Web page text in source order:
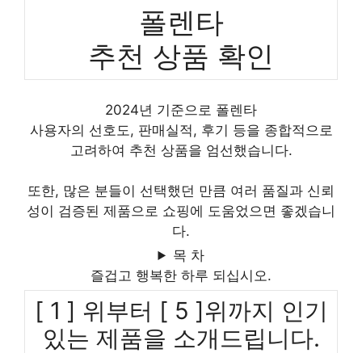
폴렌타
추천 상품 확인
2024년 기준으로 폴렌타
사용자의 선호도, 판매실적, 후기 등을 종합적으로
고려하여 추천 상품을 엄선했습니다.
또한, 많은 분들이 선택했던 만큼 여러 품질과 신뢰
성이 검증된 제품으로 쇼핑에 도움었으면 좋겠습니
다.
목 차
즐겁고 행복한 하루 되십시오.
[ 1 ] 위부터 [ 5 ]위까지 인기
있는 제품을 소개드립니다.